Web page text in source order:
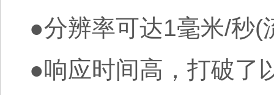
●分辨率可达1毫米/秒(
●响应时间高，打破了